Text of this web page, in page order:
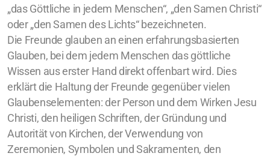
„das Göttliche in jedem Menschen“, „den Samen Christi“
oder „den Samen des Lichts“ bezeichneten.
Die Freunde glauben an einen erfahrungsbasierten
Glauben, bei dem jedem Menschen das göttliche
Wissen aus erster Hand direkt offenbart wird. Dies
erklärt die Haltung der Freunde gegenüber vielen
Glaubenselementen: der Person und dem Wirken Jesu
Christi, den heiligen Schriften, der Gründung und
Autorität von Kirchen, der Verwendung von
Zeremonien, Symbolen und Sakramenten, den
Geschichte (DE)
Glaubens (DE)